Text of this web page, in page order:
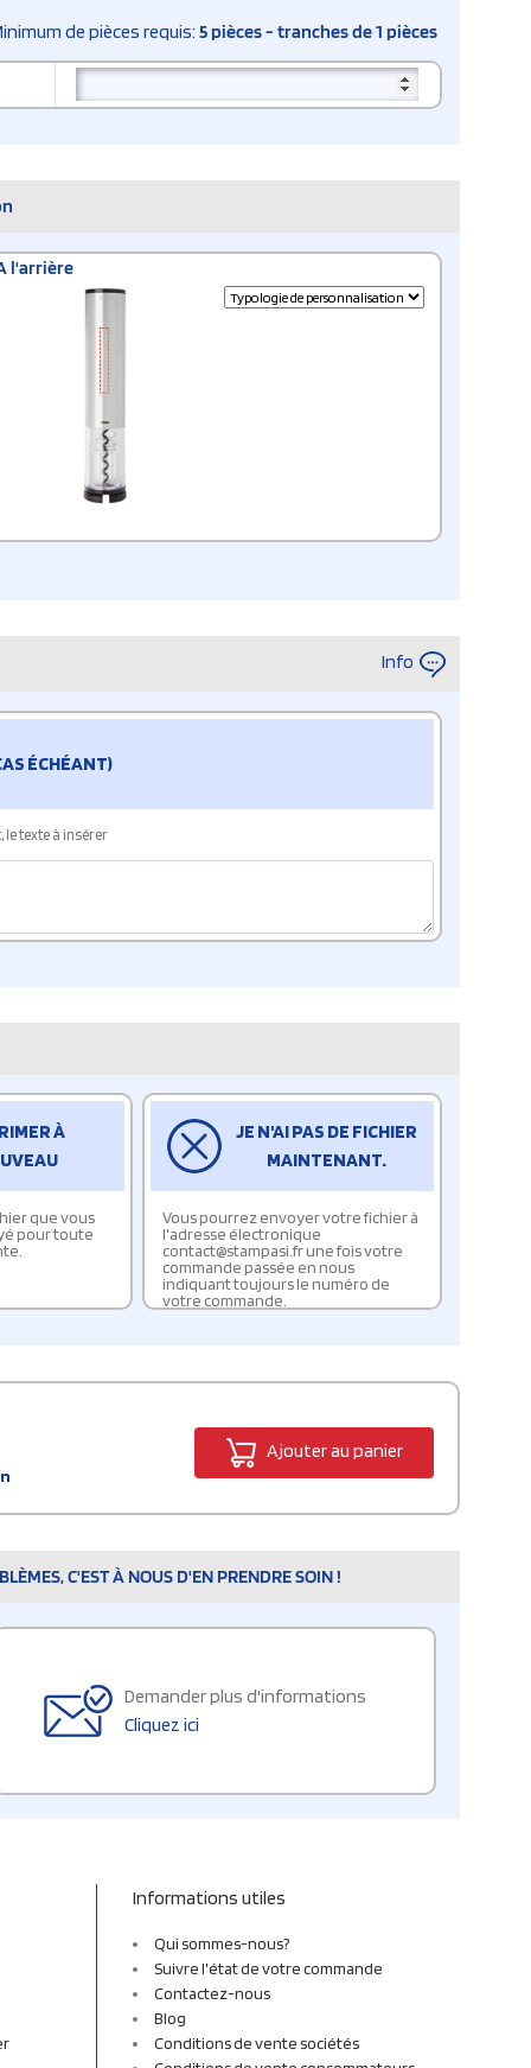
de pièces requis: 5 pièces - tranches de 1 pièces
l'arrière
Info
ÉCHÉANT)
texte à insérer
À
que vous
pour toute
JE N'AI PAS DE FICHIER
MAINTENANT.
Vous pourrez envoyer votre fichier à
l'adresse électronique
contact@stampasi.fr une fois votre
commande passée en nous
indiquant toujours le numéro de
votre commande.
Ajouter au panier
C'EST À NOUS D'EN PRENDRE SOIN !
Demander plus d'informations
Cliquez ici
Informations utiles
Qui sommes-nous?
Suivre l'état de votre commande
Contactez-nous
Blog
Conditions de vente sociétés